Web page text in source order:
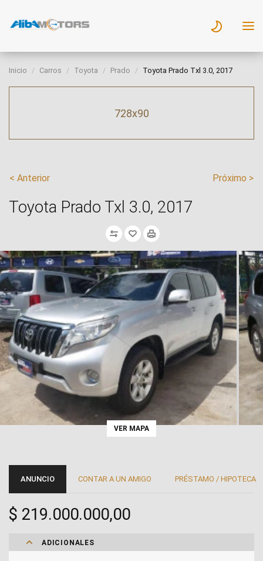
Inicio Carros Toyota Prado Toyota Prado Txl 3.0, 2017
728x90
< Anterior Próximo >
Toyota Prado Txl 3.0, 2017
VER MAPA
ANUNCIO CONTAR A UN AMIGO PRÉSTAMO / HIPOTECA
$ 219.000.000,00
ADICIONALES